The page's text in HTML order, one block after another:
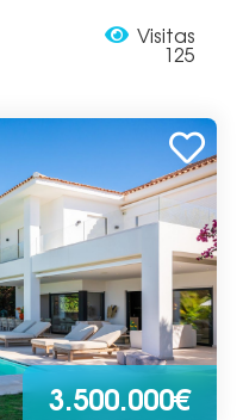
Visitas
125
3.500.000€